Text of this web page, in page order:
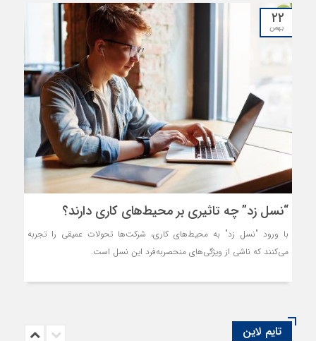
باید از او خون می‏‏‏‌گرفتند؛ آن هم از کودکی که از سوزن وحشت داشت. زمان و
تلاش زیادی را صرف کردیم تا وضعیت او را ثابت نگه داریم و این فرآیند را
تکمیل کنیم. در طول روند درمان، یک بار یکی از مسوولان خون‏‏‏‌گیری گفت:
«من همیشه در حال انجام این کار هستم. واقعا اتفاق مهمی نیست.» دخترم،
با یک بلوغ فکری که در آن سن من را شگفت‏‏‏‌زده کرد، گفت: «برای من مهم
است. مهم است، چون چیزی را می‏‏‏‌گیری که درون بدن من است. ممکن است
برای تو مهم نباشد، چون برای تو اتفاقی نمی‏‏‏‌افتد.»
۲۲
بهمن
“نسل زد” چه تاثیری بر محیط‌های کاری دارند؟
با ورود "نسل زد" به محیط‌های کاری، شرکت‌ها تحولات عمیقی را تجربه
می‌کنند که ناشی از ویژگی‌های منحصربه‌فرد این نسل است.
تایم لاین